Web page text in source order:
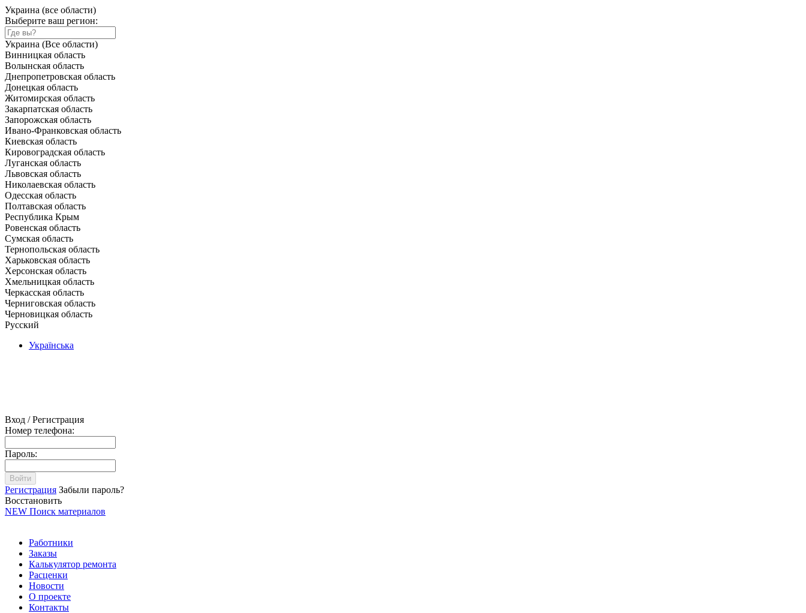
Украина (все области)
Выберите ваш регион:
Украина (Все области)
Винницкая область
Волынская область
Днепропетровская область
Донецкая область
Житомирская область
Закарпатская область
Запорожская область
Ивано-Франковская область
Киевская область
Кировоградская область
Луганская область
Львовская область
Николаевская область
Одесская область
Полтавская область
Республика Крым
Ровенская область
Сумская область
Тернопольская область
Харьковская область
Херсонская область
Хмельницкая область
Черкасская область
Черниговская область
Черновицкая область
Русский
Українська
Вход / Регистрация
Номер телефона:
Пароль:
Войти
Регистрация Забыли пароль?
Восстановить
NEW Поиск материалов
Работники
Заказы
Калькулятор ремонта
Расценки
Новости
О проекте
Контакты